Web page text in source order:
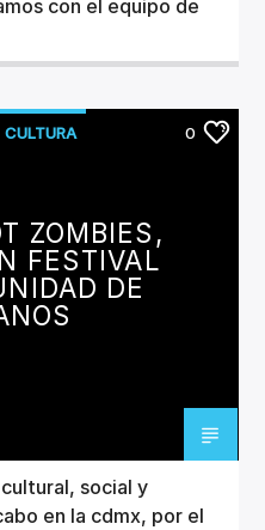
con el equipo de
CULTURA 0
ZOMBIES,
FESTIVAL
DE
social y
en la cdmx, por el